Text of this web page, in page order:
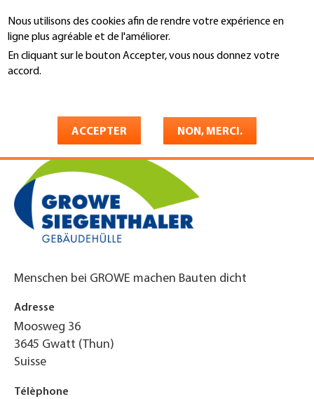
Nous utilisons des cookies afin de rendre votre expérience en
ligne plus agréable et de l'améliorer.
En cliquant sur le bouton Accepter, vous nous donnez votre
accord.
ACCEPTER NON, MERCI.
au
contenu
principal
Recherche
You
Menschen bei GROWE machen Bauten dicht
Adresse
Moosweg 36
3645 Gwatt (Thun)
Suisse
Télèphone